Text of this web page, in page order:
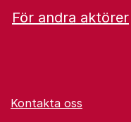
För andra aktörer
Kontakta oss